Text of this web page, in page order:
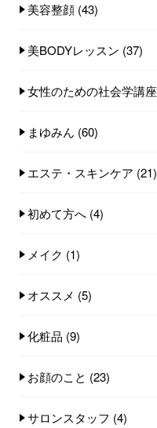
美容整顔 (43)
美BODYレッスン (37)
女性のための社会学講座
まゆみん (60)
エステ・スキンケア (21)
初めて方へ (4)
メイク (1)
オススメ (5)
化粧品 (9)
お顔のこと (23)
サロンスタッフ (4)